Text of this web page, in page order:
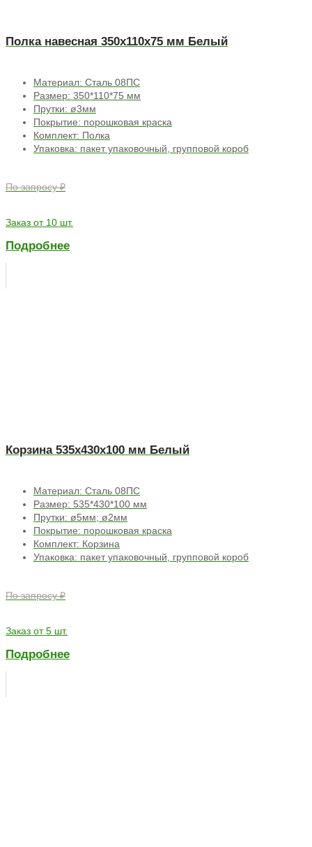
Полка навесная 350х110х75 мм Белый
Материал: Сталь 08ПС
Размер: 350*110*75 мм
Прутки: ø3мм
Покрытие: порошковая краска
Комплект: Полка
Упаковка: пакет упаковочный, групповой короб
По запросу ₽
Заказ от 10 шт.
Подробнее
Корзина 535х430х100 мм Белый
Материал: Сталь 08ПС
Размер: 535*430*100 мм
Прутки: ø5мм; ø2мм
Покрытие: порошковая краска
Комплект: Корзина
Упаковка: пакет упаковочный, групповой короб
По запросу ₽
Заказ от 5 шт.
Подробнее